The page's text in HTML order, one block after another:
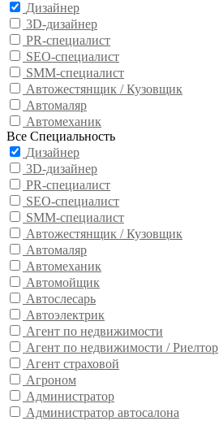
Дизайнер
3D-дизайнер
PR-специалист
SEO-специалист
SMM-специалист
Автожестянщик / Кузовщик
Автомаляр
Автомеханик
Все Специальность
Дизайнер
3D-дизайнер
PR-специалист
SEO-специалист
SMM-специалист
Автожестянщик / Кузовщик
Автомаляр
Автомеханик
Автомойщик
Автослесарь
Автоэлектрик
Агент по недвижимости
Агент по недвижимости / Риелтор
Агент страховой
Агроном
Администратор
Администратор автосалона